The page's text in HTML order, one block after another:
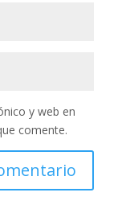
y web en
comente.